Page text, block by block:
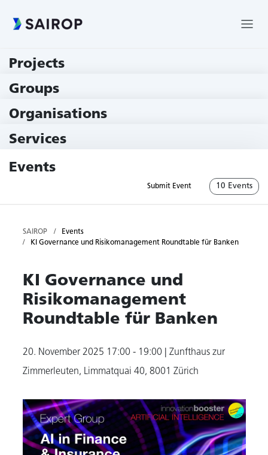
Projects
Groups
Organisations
Services
Events
Submit Event 10 Events
SAIROP
Events
KI Governance und Risikomanagement Roundtable für Banken
KI Governance und
Risikomanagement
Roundtable für Banken
20. November 2025 17:00 - 19:00
| Zunfthaus zur
Zimmerleuten, Limmatquai 40, 8001 Zürich